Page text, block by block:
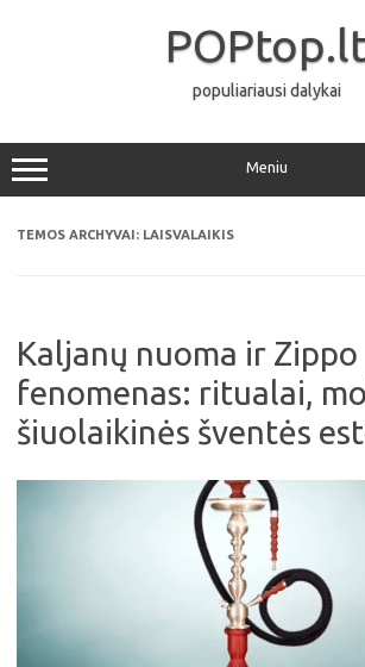
populiariausi dalykai
Meniu
TEMOS ARCHYVAI: LAISVALAIKIS
Kaljanų nuoma ir Zippo
fenomenas: ritualai,
šiuolaikinės šventės